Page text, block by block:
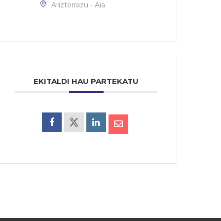
Arizterrazu - Aia
EKITALDI HAU PARTEKATU